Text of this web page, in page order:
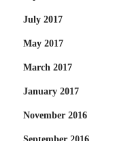
July 2017
May 2017
March 2017
January 2017
November 2016